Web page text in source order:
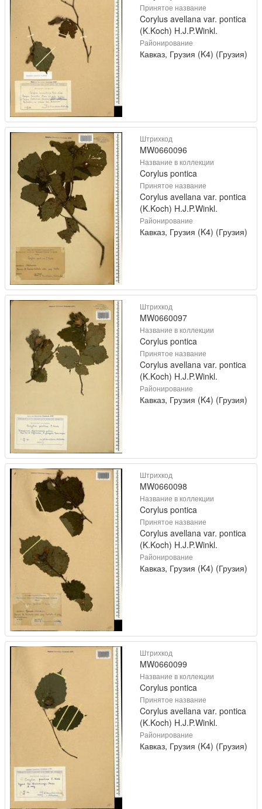
Принятое название
Corylus avellana var. pontica
(K.Koch) H.J.P.Winkl.
Районирование
Кавказ, Грузия (K4) (Грузия)
Штрихкод
MW0660096
Название в коллекции
Corylus pontica
Принятое название
Corylus avellana var. pontica
(K.Koch) H.J.P.Winkl.
Районирование
Кавказ, Грузия (K4) (Грузия)
Штрихкод
MW0660097
Название в коллекции
Corylus pontica
Принятое название
Corylus avellana var. pontica
(K.Koch) H.J.P.Winkl.
Районирование
Кавказ, Грузия (K4) (Грузия)
Штрихкод
MW0660098
Название в коллекции
Corylus pontica
Принятое название
Corylus avellana var. pontica
(K.Koch) H.J.P.Winkl.
Районирование
Кавказ, Грузия (K4) (Грузия)
Штрихкод
MW0660099
Название в коллекции
Corylus pontica
Принятое название
Corylus avellana var. pontica
(K.Koch) H.J.P.Winkl.
Районирование
Кавказ, Грузия (K4) (Грузия)